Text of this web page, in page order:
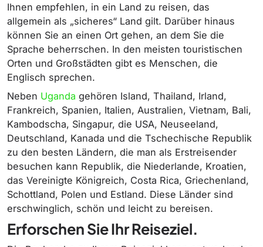
Ihnen empfehlen, in ein Land zu reisen, das
allgemein als „sicheres“ Land gilt. Darüber hinaus
können Sie an einen Ort gehen, an dem Sie die
Sprache beherrschen. In den meisten touristischen
Orten und Großstädten gibt es Menschen, die
Englisch sprechen.
Neben Uganda gehören Island, Thailand, Irland,
Frankreich, Spanien, Italien, Australien, Vietnam, Bali,
Kambodscha, Singapur, die USA, Neuseeland,
Deutschland, Kanada und die Tschechische Republik
zu den besten Ländern, die man als Erstreisender
besuchen kann Republik, die Niederlande, Kroatien,
das Vereinigte Königreich, Costa Rica, Griechenland,
Schottland, Polen und Estland. Diese Länder sind
erschwinglich, schön und leicht zu bereisen.
Erforschen Sie Ihr Reiseziel.